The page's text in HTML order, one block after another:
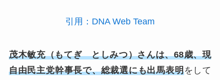
引用：DNA Web Team
茂木敏充（もてぎ としみつ）さんは、68歳、現
自由民主党幹事長で、総裁選にも出馬表明をして